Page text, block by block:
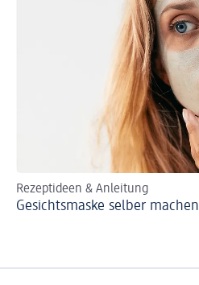
Rezeptideen & Anleitung
Gesichtsmaske selber machen